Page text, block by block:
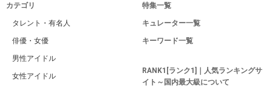
カテゴリ
タレント・有名人
俳優・女優
男性アイドル
女性アイドル
特集一覧
キュレーター一覧
キーワード一覧
RANK1[ランク1]｜人気ランキングサ
イト～国内最大級について